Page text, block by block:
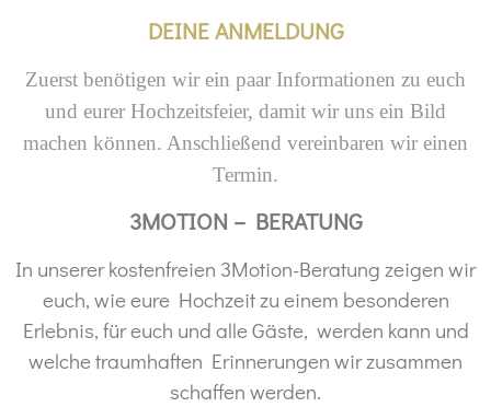
DEINE ANMELDUNG
Zuerst benötigen wir ein paar Informationen zu euch
und eurer Hochzeitsfeier, damit wir uns ein Bild
machen können. Anschließend vereinbaren wir einen
Termin.
3MOTION – BERATUNG
In unserer kostenfreien 3Motion-Beratung zeigen wir
euch, wie eure Hochzeit zu einem besonderen
Erlebnis, für euch und alle Gäste, werden kann und
welche traumhaften Erinnerungen wir zusammen
schaffen werden.